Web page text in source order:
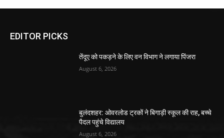
EDITOR PICKS
तेंदूए को पकड़ने के लिए वन विभाग ने लगाया पिंजरा
August 6, 2026
बुलंदशहर: ओवरलोड ट्रकों ने बिगाड़ी स्कूल की राह, बच्चे
पैदल पहुंचे विद्यालय
August 6, 2026